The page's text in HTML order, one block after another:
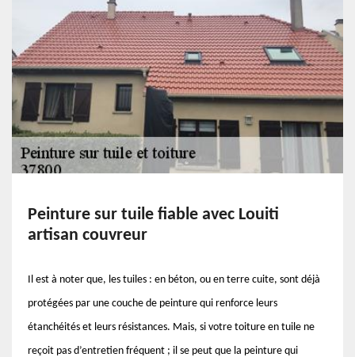
Peinture sur tuile fiable avec Louiti
artisan couvreur
Il est à noter que, les tuiles : en béton, ou en terre cuite, sont déjà
protégées par une couche de peinture qui renforce leurs
étanchéités et leurs résistances. Mais, si votre toiture en tuile ne
reçoit pas d’entretien fréquent ; il se peut que la peinture qui